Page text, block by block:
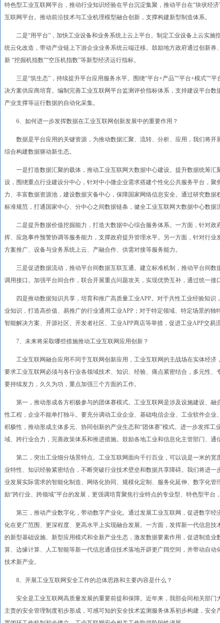
特色型工业互联网平台，推动行业知识经验在平台沉淀集聚，推动平台在“块状经
互联网平台。推动前沿技术与工业机理模型融合创新，支撑构建新型制造体系。
二是“用平台”，加快工业设备和业务系统上云上平台。制定工业设备上云实施
统云化改造，带动产业链上下游企业业务系统云端迁移。鼓励地方政府通过创新
新 “挖掘机指数”“空压机指数”等新型经济运行指标。
三是“筑生态”，持续提升平台应用服务水平。围绕“平台+产品”“平台+模式”“
决方案供应商培育。编制完善工业互联网平台监测评价指标体系，支持建设平台
产业支撑等运行数据的自动化采集。
6、如何进一步发挥数据在工业互联网创新发展中的重要作用？
数据是平台应用的关键资源，为推动数据汇聚、流转、分析、应用，我们将开
综合构建数据驱动新生态。
一是打造数据汇聚的载体，推动工业互联网大数据中心建设。提升数据统筹汇
设，围绕重点行业建设分中心，针对中小微企业需求搭建个性化公共服务平台，
力、丰富数据资源池，建设数据灾备中心，保障国家网络信息安全。通过研究数
标准规范，打通国家中心、分中心之间数据链条，健全工业互联网大数据中心数据
二是提升数据价值挖掘能力，打造大数据中心综合服务体系。一方面，针对政
挥、应急事件预警协调等服务能力，支撑政府提升管理水平。另一方面，针对行
方案推广、设备与业务系统上云、产融合作、供需对接等服务能力。
三是促进数据流动，推动平台间数据互联互通。建立标准机制，推动平台间数
调用接口。加强平台间合作，联合开展重点问题攻关，实现优势互补，通过统一
四是推动数据知识共享，培育和推广高质量工业APP。对于共性工业经验知识
业知识，打造高价值、易推广的行业通用工业APP；对于特定领域、特定场景的
智能解决方案、开源社区、开发者社区、工业APP商店等举措，促进工业APP交易
7、未来将采取哪些措施推动工业互联网应用创新？
工业互联网融合应用不同于互联网创新应用，工业互联网的主战场在实体经济
要求工业互联网必须与各行业各领域技术、知识、经验、痛点紧密结合，多元性
要持续发力，久久为功，重点加强三个方面的工作。
第一，推动形成各方积极参与的团体赛模式。工业互联网是涉及设施建设、融
性工程，企业不能单打独斗。要充分调动工业企业、基础电信企业、工业软件企
积极性，推动形成主体多元、协同创新的产业生态和“团体赛”模式。进一步发挥
域、跨行业合力，完善政策体系和推进措施。鼓励各地工业和信息化主管部门、通
第二，突出工业细分场景特点。工业互联网面向千行百业，可以说是一米的宽
业特性、知识经验紧密结合，不断突破行业技术壁垒和数据共享障碍。我们将进
业发展实际需求的智能化制造、网络化协同、规模化定制、服务化延伸、数字化
励“跨行业、跨领域”平台的发展，更强调培育聚焦行业特点的专业型、特色型平台
第三，推动产业数字化，带动数字产业化。通过发展工业互联网，促进数字经
化在更广范围、更深程度、更高水平上实现融合发展。一方面，发挥新一代信息
的新型基础设施、新型应用模式和全新产业生态，激发数据要素作用，促进制造
算、边缘计算、人工智能等新一代信息通信技术落地开辟更广阔空间，并带动自
技术新产业。
8、开展工业互联网安全工作的总体思路和主要内容是什么？
安全是工业互联网高质量发展的重要前提和保障。近年来，我部会同相关部门
主责的安全管理制度初步形成，可感可知的安全技术监测服务体系初步构建，安